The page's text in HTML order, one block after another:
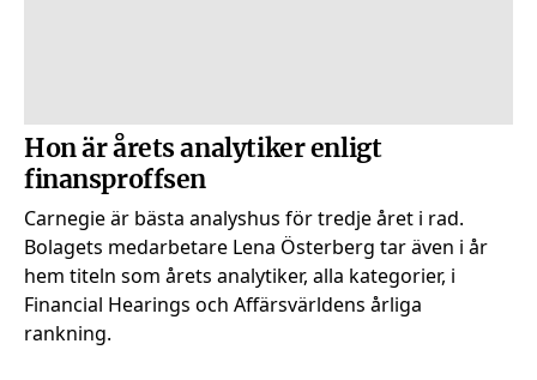
Hon är årets analytiker enligt
finansproffsen
Carnegie är bästa analyshus för tredje året i rad.
Bolagets medarbetare Lena Österberg tar även i år
hem titeln som årets analytiker, alla kategorier, i
Financial Hearings och Affärsvärldens årliga
rankning.